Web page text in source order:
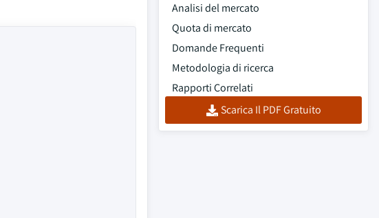
Analisi del mercato
Quota di mercato
Domande Frequenti
Metodologia di ricerca
Rapporti Correlati
Scarica Il PDF Gratuito